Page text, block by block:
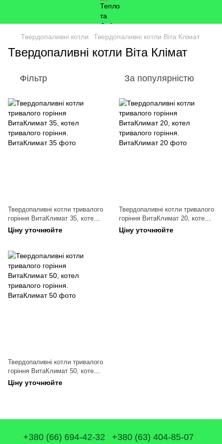
Твердопаливні котли Твердопаливні котли Віта Клімат
Твердопаливні котли Віта Клімат
Фільтр За популярністю
Твердопаливні котли тривалого
горіння ВитаКлимат 35, котел
тривалого горіння.
Ціну уточнюйте
Твердопаливні котли тривалого
горіння ВитаКлимат 20, котел
тривалого горіння.
Ціну уточнюйте
Твердопаливні котли тривалого
горіння ВитаКлимат 50, котел
тривалого горіння.
Ціну уточнюйте
+380 (66) 694-42-32 +380 (63) 404-85-07